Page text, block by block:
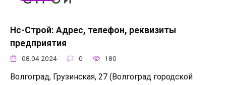
Нс-Строй: Адрес, телефон, реквизиты
предприятия
08.04.2024 0 180
Волгоград, Грузинская, 27 (Волгоград городской